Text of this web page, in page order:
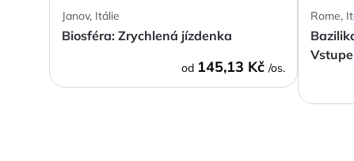
Janov, Itálie
Biosféra: Zrychlená jízdenka
od 145,13 Kč /os.
Rome,